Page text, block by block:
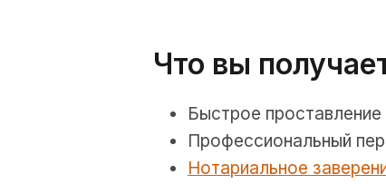
Что вы
Быстрое проставление
Профессиональный
Нотариальное